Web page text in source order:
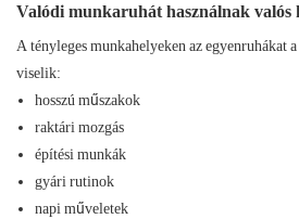
Valódi munkaruhát használnak valós
A tényleges munkahelyeken az egyenruhákat
viselik:
hosszú műszakok
raktári mozgás
építési munkák
gyári rutinok
napi műveletek